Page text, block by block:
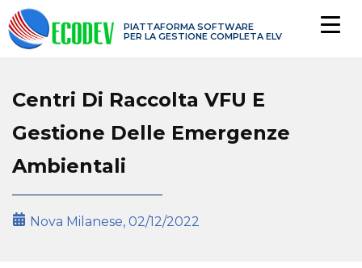
PIATTAFORMA SOFTWARE
PER LA GESTIONE COMPLETA ELV
Centri Di Raccolta VFU E
Gestione Delle Emergenze
Ambientali
Nova Milanese, 02/12/2022